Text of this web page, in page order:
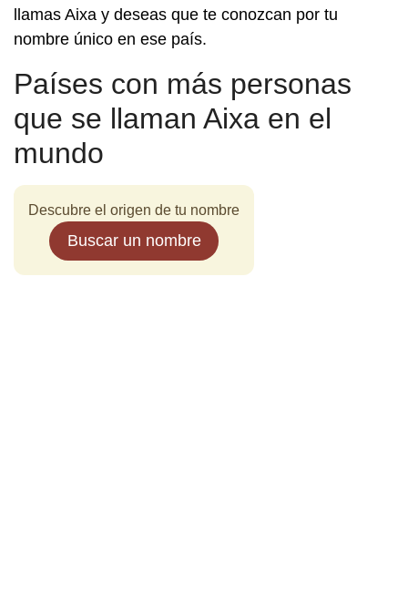
llamas Aixa y deseas que te conozcan por tu
nombre único en ese país.
Países con más personas
que se llaman Aixa en el
mundo
Descubre el origen de tu nombre
Buscar un nombre